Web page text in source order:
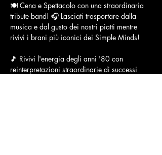
🍽️ Cena e Spettacolo con una straordinaria
tribute band! 🎧 Lasciati trasportare dalla
musica e dal gusto dei nostri piatti mentre
rivivi i brani più iconici dei Simple Minds!
🎵 Rivivi l'energia degli anni '80 con
reinterpretazioni straordinarie di successi